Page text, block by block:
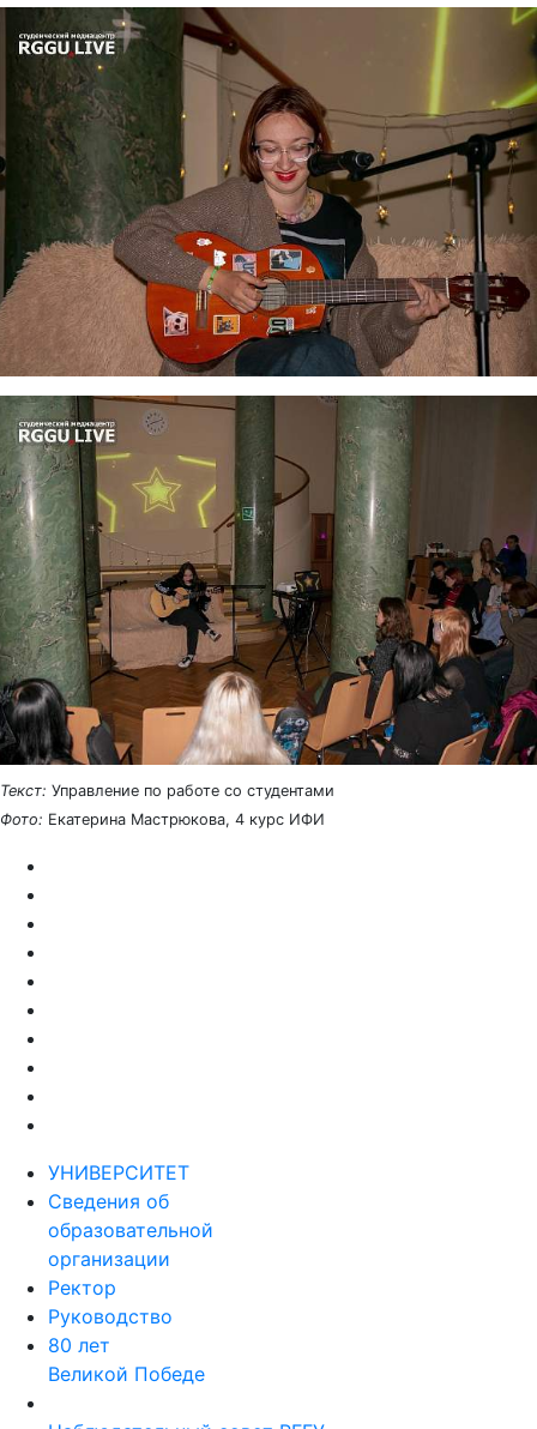
Текст: Управление по работе со студентами
Фото: Екатерина Мастрюкова, 4 курс ИФИ
УНИВЕРСИТЕТ
Сведения об
образовательной
организации
Ректор
Руководство
80 лет
Великой Победе